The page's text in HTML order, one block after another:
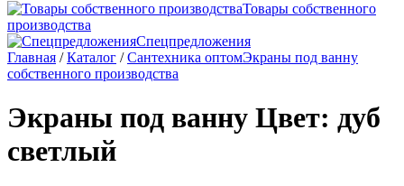
Товары собственного
производства
Спецпредложения
Главная /Каталог /Сантехника оптомЭкраны под ванну
собственного производства
Экраны под ванну Цвет: дуб
светлый